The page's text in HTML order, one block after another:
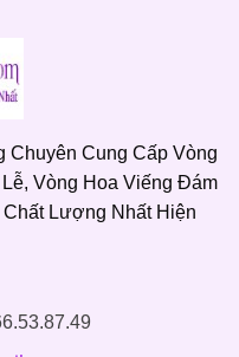
Chuyên Cung Cấp Vòng
Vòng Hoa Viếng Đám
Lượng Nhất Hiện